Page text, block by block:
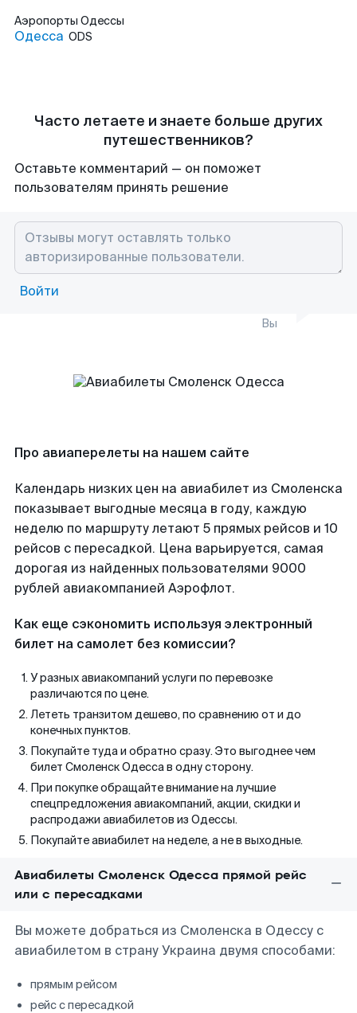
Аэропорты Одессы
Одесса ODS
Часто летаете и знаете больше других
путешественников?
Оставьте комментарий — он поможет
пользователям принять решение
Войти
Вы
Про авиаперелеты на нашем сайте
Календарь низких цен на авиабилет из Смоленска
показывает выгодные месяца в году, каждую
неделю по маршруту летают 5 прямых рейсов и 10
рейсов с пересадкой. Цена варьируется, самая
дорогая из найденных пользователями 9000
рублей авиакомпанией Аэрофлот.
Как еще сэкономить используя электронный
билет на самолет без комиссии?
У разных авиакомпаний услуги по перевозке
различаются по цене.
Лететь транзитом дешево, по сравнению от и до
конечных пунктов.
Покупайте туда и обратно сразу. Это выгоднее чем
билет Смоленск Одесса в одну сторону.
При покупке обращайте внимание на лучшие
спецпредложения авиакомпаний, акции, скидки и
распродажи авиабилетов из Одессы.
Покупайте авиабилет на неделе, а не в выходные.
Авиабилеты Смоленск Одесса прямой рейс
или с пересадками
Вы можете добраться из Смоленска в Одессу с
авиабилетом в страну Украина двумя способами:
прямым рейсом
рейс с пересадкой